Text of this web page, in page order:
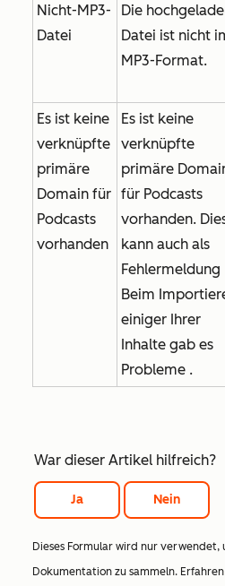
Nicht-MP3-
Datei
Die
Datei ist nicht
MP3-Format.
Es ist keine
verknüpfte
primäre
Domain für
Podcasts
vorhanden
Es ist keine
verknüpfte
primäre
für Podcasts
vorhanden.
kann auch als
Fehlermeldung
Beim
einiger Ihrer
Inhalte gab es
Probleme .
War dieser Artikel hilfreich?
Ja Nein
Dieses Formular wird nur verwendet,
Dokumentation zu sammeln. Erfahren